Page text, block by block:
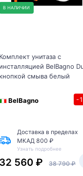
В НАЛИЧИИ
Комплект унитаза с
инсталляцией BelBagno
кнопкой смыва белый
BelBagno -
Доставка в пределах
МКАД 800 ₽
Узнать подробнее
32 560 ₽ 38 790 ₽